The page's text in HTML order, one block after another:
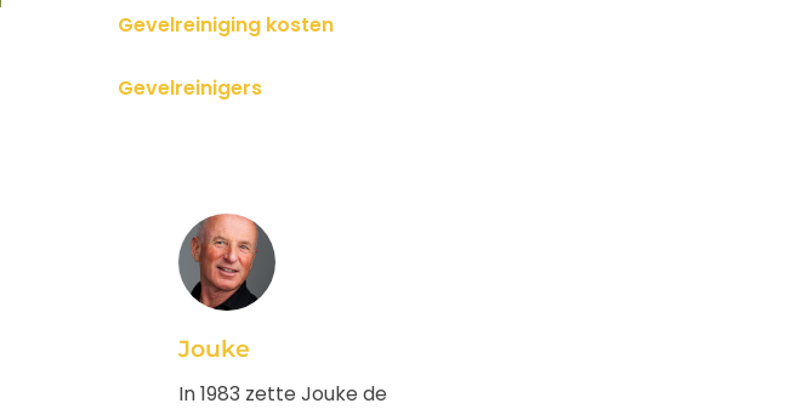
Gevelreiniging kosten
Gevelreinigers
Jouke
In 1983 zette Jouke de